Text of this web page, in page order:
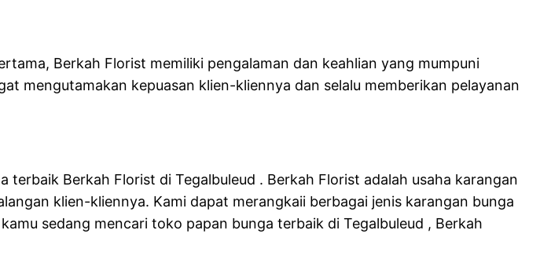
Berkah Florist memiliki pengalaman dan keahlian yang mumpuni
mengutamakan kepuasan klien-kliennya dan selalu memberikan pelayanan
Berkah Florist di Tegalbuleud . Berkah Florist adalah usaha karangan
klien-kliennya. Kami dapat merangkaii berbagai jenis karangan bunga
sedang mencari toko papan bunga terbaik di Tegalbuleud , Berkah